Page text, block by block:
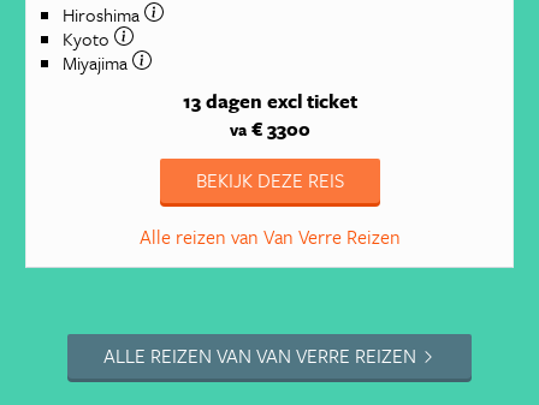
Hiroshima
Kyoto
Miyajima
13 dagen excl ticket
va€ 3300
BEKIJK DEZE REIS
Alle reizen van Van Verre Reizen
ALLE REIZEN VAN VAN VERRE REIZEN